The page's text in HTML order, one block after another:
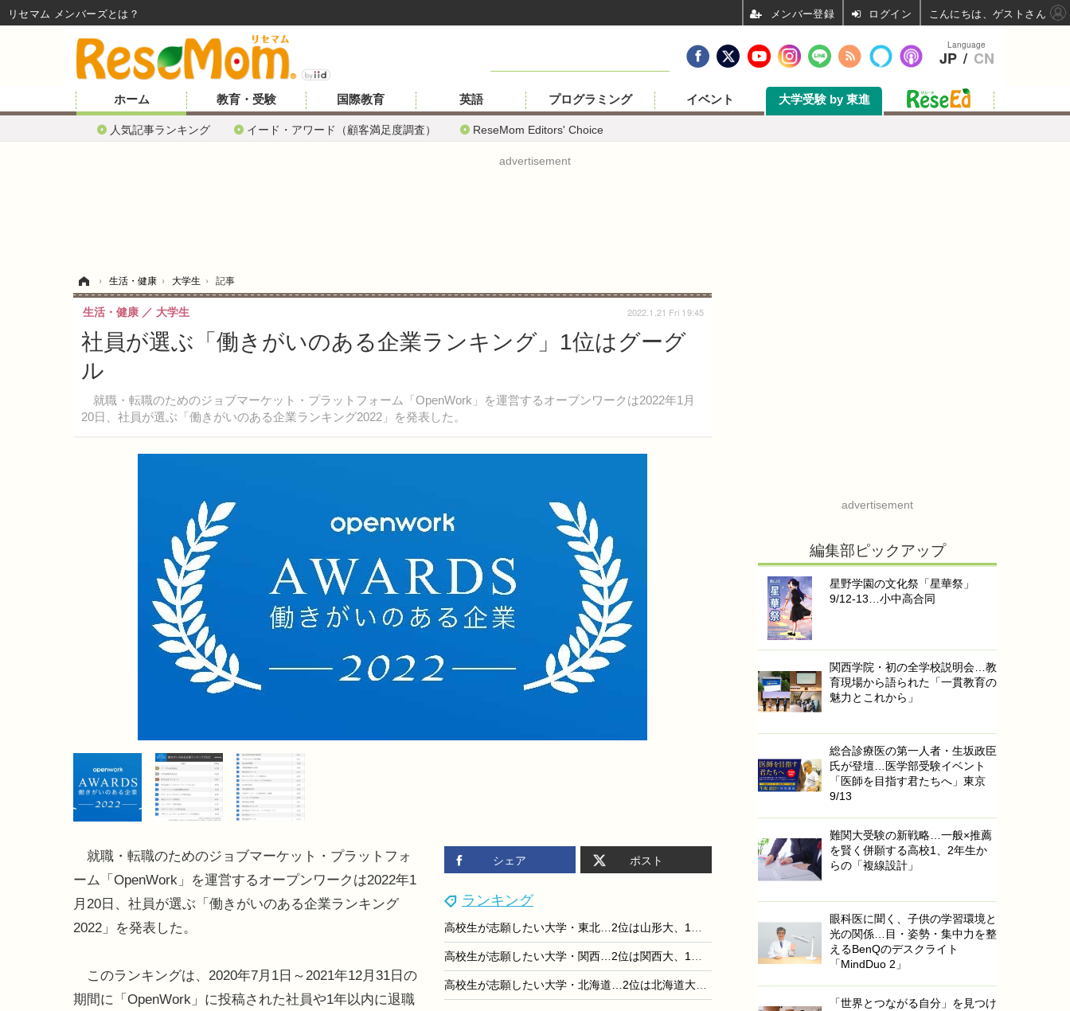
ホーム
人気記事ランキング イード・アワード（顧客満足度調査） ReseMom Editors' Choice
教育・受験 国際教育 英語 プログラミング イベント 大学受験 by 東進
advertisement
› 生活・健康 › 大学生 › 記事
社員が選ぶ「働きがいのある企業ランキング」1位はグーグ
ル
就職・転職のためのジョブマーケット・プラットフォーム「OpenWork」を運営するオープンワークは2022年1月
20日、社員が選ぶ「働きがいのある企業ランキング2022」を発表した。
生活・健康 大学生 2022.1.21 Fri 19:45
シェア ポスト
ランキング
高校生が志願したい大学・東北…2位は山形大、1位は？
高校生が志願したい大学・関西…2位は関西大、1位は？
高校生が志願したい大学・北海道…2位は北海道大、1位は？
就職・転職のためのジョブマーケット・プラットフォ
ーム「OpenWork」を運営するオープンワークは2022年1
月20日、社員が選ぶ「働きがいのある企業ランキング
2022」を発表した。
このランキングは、2020年7月1日～2021年12月31日の
期間に「OpenWork」に投稿された社員や1年以内に退職
advertisement
編集部ピックアップ
星野学園の文化祭「星華祭」
9/12-13…小中高合同
関西学院・初の全学校説明会…教
育現場から語られた「一貫教育の
魅力とこれから」
総合診療医の第一人者・生坂政臣
氏が登壇…医学部受験イベント
「医師を目指す君たちへ」東京
9/13
難関大受験の新戦略…一般×推薦
を賢く併願する高校1、2年生か
らの「複線設計」
眼科医に聞く、子供の学習環境と
光の関係…目・姿勢・集中力を整
えるBenQのデスクライト
「MindDuo 2」
「世界とつながる自分」を見つけ
Language
JP / CN
リセマム メンバーズ ログイン こんにちは、ゲストさん